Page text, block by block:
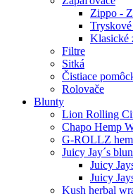
Zippo -
Klasické
Filtre
Sitká
Čistiace
Rolovače
Blunty
Lion Rolling
Chapo Hemp
G-ROLLZ
Juicy Jay´s
Juicy
Juicy
Kush herbal